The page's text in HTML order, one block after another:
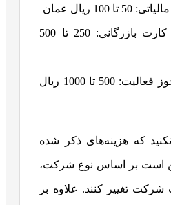
100 ریال عمان
هزینه صدور کارت بازرگانی: 250 تا 500
هزینه اخذ مجوز فعالیت: 500 تا 1000 ریال
که هزینه‌های ذکر شده
است بر اساس نوع شرکت،
تغییر کنند. علاوه بر